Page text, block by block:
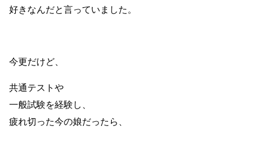
好きなんだと言っていました。
今更だけど、
共通テストや
一般試験を経験し、
疲れ切った今の娘だったら、